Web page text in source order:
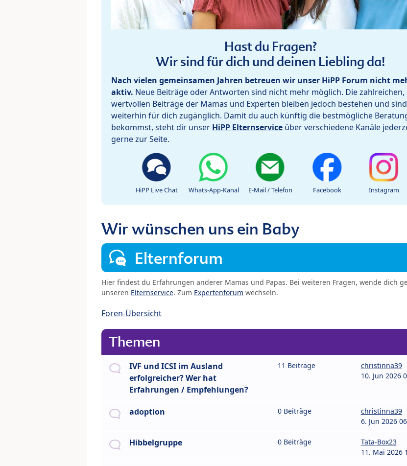
Hast du Fragen?
Wir sind für dich und deinen Liebling da!
Nach vielen gemeinsamen Jahren betreuen wir unser HiPP Forum nicht
aktiv. Neue Beiträge oder Antworten sind nicht mehr möglich. Die zahlreichen,
wertvollen Beiträge der Mamas und Experten bleiben jedoch bestehen und sind
weiterhin für dich zugänglich. Damit du auch künftig die bestmögliche
bekommst, steht dir unser HiPP Elternservice über verschiedene Kanäle
gerne zur Seite.
HiPP Live Chat Whats-App-Kanal E-Mail / Telefon Facebook Instagram
Wir wünschen uns ein Baby
Elternforum
Hier findest du Erfahrungen anderer Mamas und Papas. Bei weiteren Fragen, wende dich
unseren Elternservice. Zum Expertenforum wechseln.
Foren-Übersicht
Themen
IVF und ICSI im Ausland
erfolgreicher? Wer hat
Erfahrungen / Empfehlungen?
11 Beiträge
christinna39
10. Jun 2026
adoption 0 Beiträge
christinna39
6. Jun 2026
Hibbelgruppe 0 Beiträge
Tata-Box23
11. Mai 2026